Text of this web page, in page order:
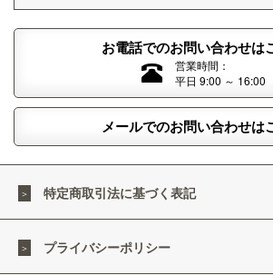
お電話でのお問い合わせは
営業時間：
平日 9:00 ～ 16:00
メールでのお問い合わせは
特定商取引法に基づく表記
プライバシーポリシー